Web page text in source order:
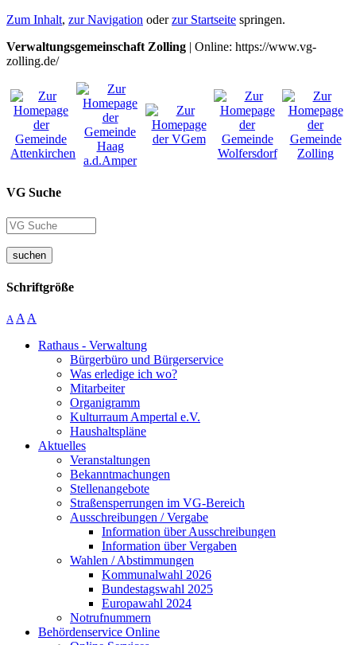
Zum Inhalt, zur Navigation oderzur Startseite springen.
Verwaltungsgemeinschaft Zolling | Online: https://www.vg-
zolling.de/
VG Suche
suchen
Schriftgröße
A A A
Rathaus - Verwaltung
Bürgerbüro und Bürgerservice
Was erledige ich wo?
Mitarbeiter
Organigramm
Kulturraum Ampertal e.V.
Haushaltspläne
Aktuelles
Veranstaltungen
Bekanntmachungen
Stellenangebote
Straßensperrungen im VG-Bereich
Ausschreibungen / Vergabe
Information über Ausschreibungen
Information über Vergaben
Wahlen / Abstimmungen
Kommunalwahl 2026
Bundestagswahl 2025
Europawahl 2024
Notrufnummern
Behördenservice Online